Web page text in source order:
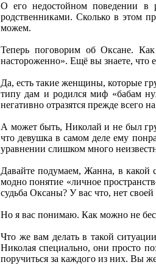
О его недостойном поведении в
родственниками. Сколько в этом
можем.
Теперь поговорим об Оксане.
настороженно». Ещё вы знаете, что
Да, есть такие женщины, которые
типу дам и родился миф «бабам
негативно отразятся прежде всего
А может быть, Николай и не был
что девушка в самом деле ему
уравнении слишком много
Давайте подумаем, Жанна, в какой
модно понятие «личное
судьба Оксаны? У вас что, нет
Но я вас понимаю. Как можно не
Что же вам делать в такой
Николая специально, они просто
поручиться за каждого из них. Вы